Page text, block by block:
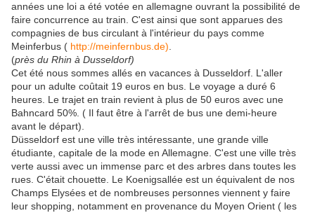
années une loi a été votée en allemagne ouvrant la possibilité de
faire concurrence au train. C'est ainsi que sont apparues des
compagnies de bus circulant à l'intérieur du pays comme
Meinferbus ( http://meinfernbus.de)
(près du Rhin à Dusseldorf)
Cet été nous sommes allés en vacances à Dusseldorf. L'aller
pour un adulte coûtait 19 euros en bus. Le voyage a duré 6
heures. Le trajet en train revient à plus de 50 euros avec une
Bahncard 50%. ( Il faut être à l'arrêt de bus une demi-heure
avant le départ).
Düsseldorf est une ville très intéressante, une grande ville
étudiante, capitale de la mode en Allemagne. C'est une ville très
verte aussi avec un immense parc et des arbres dans toutes les
rues. C'était chouette. Le Koenigsallée est un équivalent de nos
Champs Elysées et de nombreuses personnes viennent y faire
leur shopping, notamment en provenance du Moyen Orient ( les